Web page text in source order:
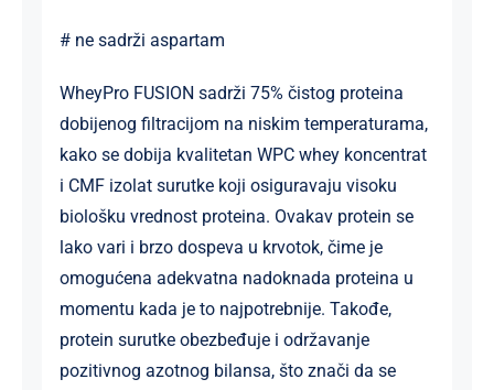
# ne sadrži aspartam
WheyPro FUSION sadrži 75% čistog proteina
dobijenog filtracijom na niskim temperaturama,
kako se dobija kvalitetan WPC whey koncentrat
i CMF izolat surutke koji osiguravaju visoku
biološku vrednost proteina. Ovakav protein se
lako vari i brzo dospeva u krvotok, čime je
omogućena adekvatna nadoknada proteina u
momentu kada je to najpotrebnije. Takođe,
protein surutke obezbeđuje i održavanje
pozitivnog azotnog bilansa, što znači da se